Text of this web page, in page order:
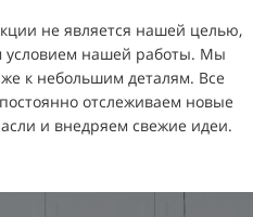
не является нашей целью,
условием нашей работы. Мы
к небольшим деталям. Все
отслеживаем новые
и внедряем свежие идеи.